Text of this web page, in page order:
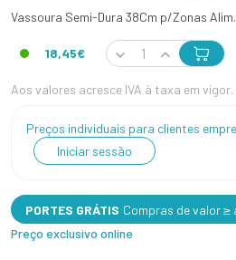
Vassoura Semi-Dura 38Cm p/Zonas
18,45€
Aos valores acresce IVA à taxa em vigor.
Preços individuais para clientes
Iniciar sessão
PORTES GRÁTIS Compras de valor ≥
Preço exclusivo online